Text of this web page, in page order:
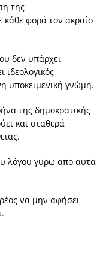
της
κάθε φορά τον ακραίο
δεν υπάρχει
ιδεολογικός
υποκειμενική γνώμη.
της δημοκρατικής
και σταθερά
λόγου γύρω από αυτά
να μην αφήσει